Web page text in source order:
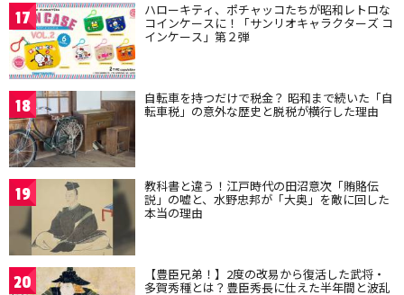
17 ハローキティ、ポチャッコたちが昭和レトロな
コインケースに！「サンリオキャラクターズ コ
インケース」第２弾
18 自転車を持つだけで税金？ 昭和まで続いた「自
転車税」の意外な歴史と脱税が横行した理由
19 教科書と違う！江戸時代の田沼意次「賄賂伝
説」の嘘と、水野忠邦が「大奥」を敵に回した
本当の理由
20 【豊臣兄弟！】2度の改易から復活した武将・
多賀秀種とは？豊臣秀長に仕えた半年間と波乱